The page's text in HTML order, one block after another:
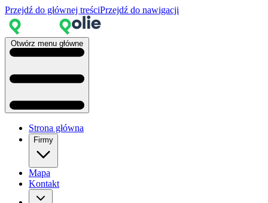
Przejdź do głównej treściPrzejdź do nawigacji
Otwórz menu główne
Strona główna
Firmy
Mapa
Kontakt